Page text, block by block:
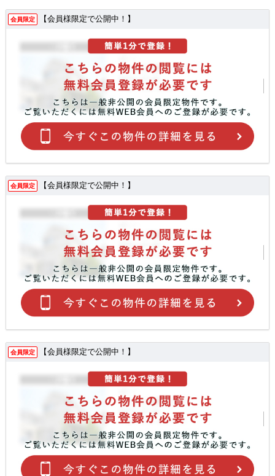
会員限定 【会員様限定で公開中！】
会員限定 【会員様限定で公開中！】
会員限定 【会員様限定で公開中！】